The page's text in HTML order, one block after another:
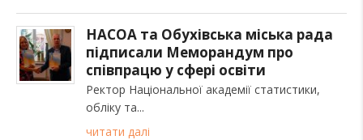
НАСОА та Обухівська міська рада
підписали Меморандум про
співпрацю у сфері освіти
Ректор Національної академії статистики,
обліку та
читати далі